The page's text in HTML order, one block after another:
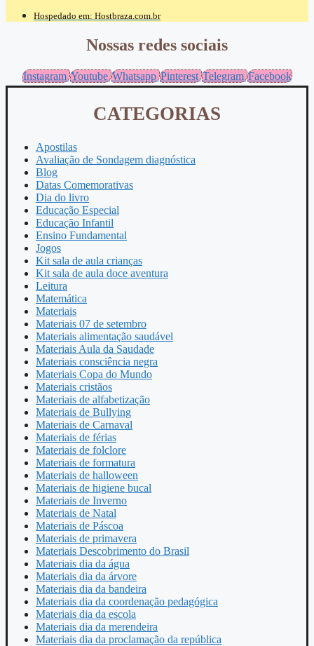
Hospedado em: Hostbraza.com.br
Nossas redes sociais
Instagram Youtube Whatsapp Pinterest Telegram Facebook
CATEGORIAS
Apostilas
Avaliação de Sondagem diagnóstica
Blog
Datas Comemorativas
Dia do livro
Educação Especial
Educação Infantil
Ensino Fundamental
Jogos
Kit sala de aula crianças
Kit sala de aula doce aventura
Leitura
Matemática
Materiais
Materiais 07 de setembro
Materiais alimentação saudável
Materiais Aula da Saudade
Materiais consciência negra
Materiais Copa do Mundo
Materiais cristãos
Materiais de alfabetização
Materiais de Bullying
Materiais de Carnaval
Materiais de férias
Materiais de folclore
Materiais de formatura
Materiais de halloween
Materiais de higiene bucal
Materiais de Inverno
Materiais de Natal
Materiais de Páscoa
Materiais de primavera
Materiais Descobrimento do Brasil
Materiais dia da água
Materiais dia da árvore
Materiais dia da bandeira
Materiais dia da coordenação pedagógica
Materiais dia da escola
Materiais dia da merendeira
Materiais dia da proclamação da república